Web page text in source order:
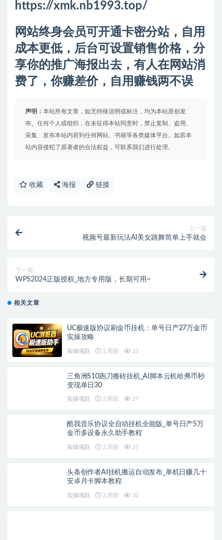
https://xmk.nb1993.top/
网站终身会员可开通卡密分站，自用
成本更低，后台可设置销售价格，分
享你的推广海报出去，有人在网站消
费了，你赚差价，自用赚钱两不误
声明： 本站所有文章，如无特殊说明或标注，均为本站原创发
布。任何个人或组织，在未征得本站同意时，禁止复制、盗用、
采集、发布本站内容到任何网站、书籍等各类媒体平台。如若本
站内容侵犯了原著者的合法权益，可联系我们进行处理。
收藏 海报 链接
上一篇
视频号最新玩法AI美女跳舞简单上手就会
下一篇
WPS2024正版授权_地方专用版，长期可用~
相关文章
UC极速版协议刷金币挂机：单号日产27万金币
实操攻略
实操项目 1 周前 23
三角洲S10跑刀搬砖挂机_AI脚本云机哈弗币秒
变现单日30
实操项目 2 周前 27
酷我音乐协议全自动挂机全能版_单号日产5万
金币多设备永久助手教程
实操项目 2 周前 27
头条创作者AI挂机搬运自动发布_单机日赚几十
安卓月卡脚本教程
实操项目 2 周前 32